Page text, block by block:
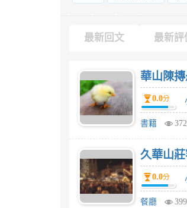
最新回文 最新評
華山陳
0.0分
書籍
久華山
0.0分
餐廳